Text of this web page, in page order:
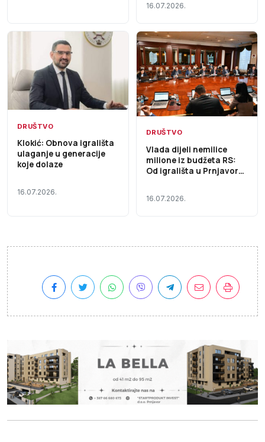
16.07.2026.
DRUŠTVO
Klokić: Obnova igrališta
ulaganje u generacije
koje dolaze
16.07.2026.
DRUŠTVO
Vlada dijeli nemilice
milione iz budžeta RS:
Od igrališta u Prnjavoru
Novom Goraždu
16.07.2026.